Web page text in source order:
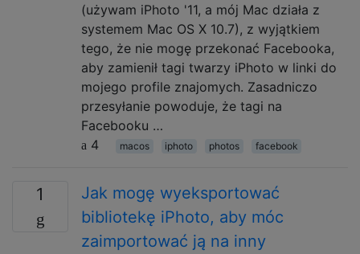
(używam iPhoto '11, a mój Mac działa z
systemem Mac OS X 10.7), z wyjątkiem
tego, że nie mogę przekonać Facebooka,
aby zamienił tagi twarzy iPhoto w linki do
mojego profile znajomych. Zasadniczo
przesyłanie powoduje, że tagi na
Facebooku …
4
macos iphoto photos facebook
1
Jak mogę wyeksportować
bibliotekę iPhoto, aby móc
zaimportować ją na inny